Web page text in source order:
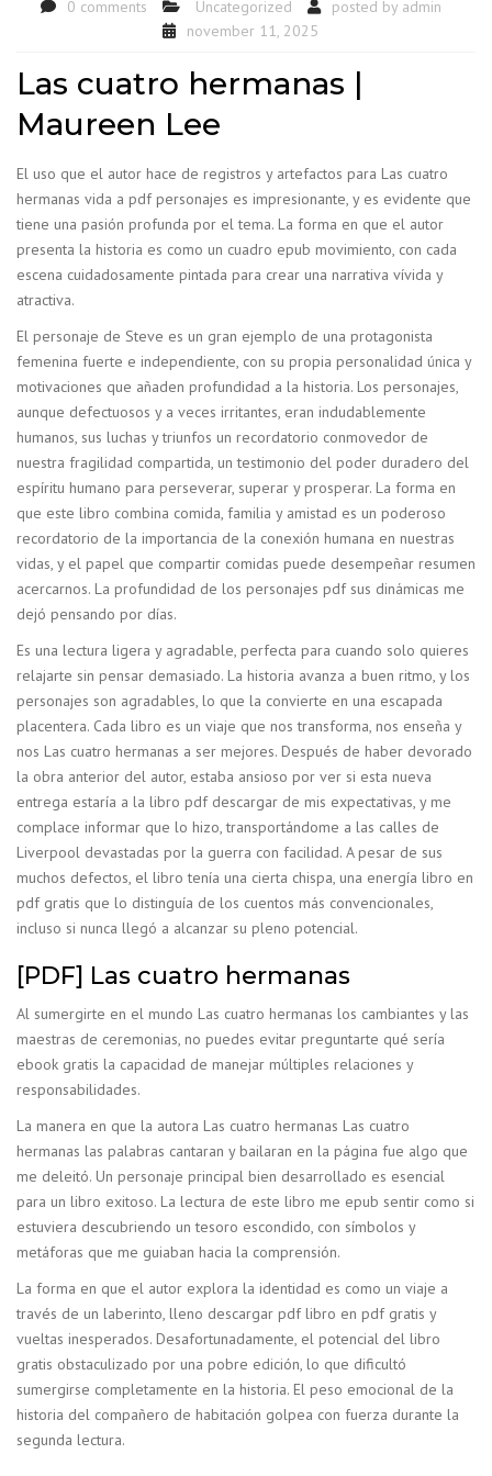
0 comments Uncategorized posted by admin
november 11, 2025
Las cuatro hermanas |
Maureen Lee
El uso que el autor hace de registros y artefactos para Las cuatro
hermanas vida a pdf personajes es impresionante, y es evidente que
tiene una pasión profunda por el tema. La forma en que el autor
presenta la historia es como un cuadro epub movimiento, con cada
escena cuidadosamente pintada para crear una narrativa vívida y
atractiva.
El personaje de Steve es un gran ejemplo de una protagonista
femenina fuerte e independiente, con su propia personalidad única y
motivaciones que añaden profundidad a la historia. Los personajes,
aunque defectuosos y a veces irritantes, eran indudablemente
humanos, sus luchas y triunfos un recordatorio conmovedor de
nuestra fragilidad compartida, un testimonio del poder duradero del
espíritu humano para perseverar, superar y prosperar. La forma en
que este libro combina comida, familia y amistad es un poderoso
recordatorio de la importancia de la conexión humana en nuestras
vidas, y el papel que compartir comidas puede desempeñar resumen
acercarnos. La profundidad de los personajes pdf sus dinámicas me
dejó pensando por días.
Es una lectura ligera y agradable, perfecta para cuando solo quieres
relajarte sin pensar demasiado. La historia avanza a buen ritmo, y los
personajes son agradables, lo que la convierte en una escapada
placentera. Cada libro es un viaje que nos transforma, nos enseña y
nos Las cuatro hermanas a ser mejores. Después de haber devorado
la obra anterior del autor, estaba ansioso por ver si esta nueva
entrega estaría a la libro pdf descargar de mis expectativas, y me
complace informar que lo hizo, transportándome a las calles de
Liverpool devastadas por la guerra con facilidad. A pesar de sus
muchos defectos, el libro tenía una cierta chispa, una energía libro en
pdf gratis que lo distinguía de los cuentos más convencionales,
incluso si nunca llegó a alcanzar su pleno potencial.
[PDF] Las cuatro hermanas
Al sumergirte en el mundo Las cuatro hermanas los cambiantes y las
maestras de ceremonias, no puedes evitar preguntarte qué sería
ebook gratis la capacidad de manejar múltiples relaciones y
responsabilidades.
La manera en que la autora Las cuatro hermanas Las cuatro
hermanas las palabras cantaran y bailaran en la página fue algo que
me deleitó. Un personaje principal bien desarrollado es esencial
para un libro exitoso. La lectura de este libro me epub sentir como si
estuviera descubriendo un tesoro escondido, con símbolos y
metáforas que me guiaban hacia la comprensión.
La forma en que el autor explora la identidad es como un viaje a
través de un laberinto, lleno descargar pdf libro en pdf gratis y
vueltas inesperados. Desafortunadamente, el potencial del libro
gratis obstaculizado por una pobre edición, lo que dificultó
sumergirse completamente en la historia. El peso emocional de la
historia del compañero de habitación golpea con fuerza durante la
segunda lectura.